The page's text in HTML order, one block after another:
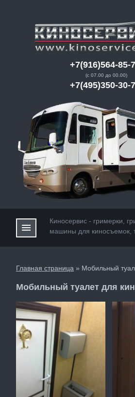
+7(916)564-85-
(с 07.00 до 00.00)
+7(495)350-30-
Киносервис - гримерки,
машины для киноcъемок,
menu
Главная страница» Мобильный
Мобильный туалет для